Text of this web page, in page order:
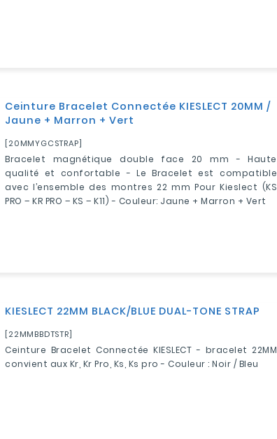
Ceinture Bracelet Connectée KIESLECT 20MM /
Jaune + Marron + Vert
[20MMYGCSTRAP]
Bracelet magnétique double face 20 mm - Haute
qualité et confortable - Le Bracelet est compatible
avec l’ensemble des montres 22 mm Pour Kieslect (KS
PRO – KR PRO – KS – K11) - Couleur: Jaune + Marron + Vert
KIESLECT 22MM BLACK/BLUE DUAL-TONE STRAP
[22MMBBDTSTR]
Ceinture Bracelet Connectée KIESLECT - bracelet 22MM
convient aux Kr, Kr Pro, Ks, Ks pro - Couleur : Noir / Bleu